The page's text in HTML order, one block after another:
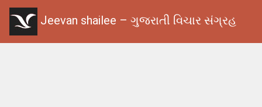
Jeevan shailee – ગુજરાતી વિચાર સંગ્રહ